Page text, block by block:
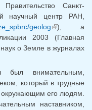
Санкт-
научный центр РАН,
geolog
ссылка)
), а
2003 (Главная
о Земле в журналах
был внимательным,
который в трудные
окружающим его людям.
наставником,